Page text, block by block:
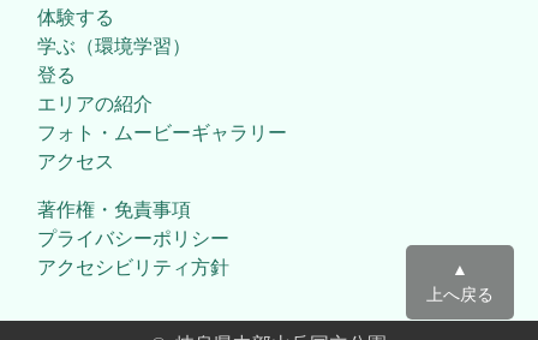
体験する
学ぶ（環境学習）
登る
エリアの紹介
フォト・ムービーギャラリー
アクセス
著作権・免責事項
プライバシーポリシー
アクセシビリティ方針
▲
上へ戻る